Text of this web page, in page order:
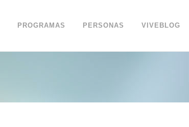
PROGRAMAS PERSONAS VIVEBLOG